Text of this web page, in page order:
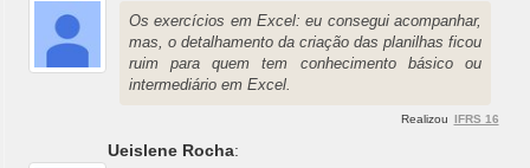
Os exercícios em Excel: eu consegui acompanhar,
mas, o detalhamento da criação das planilhas ficou
ruim para quem tem conhecimento básico ou
intermediário em Excel.
Realizou IFRS 16
Ueislene Rocha: